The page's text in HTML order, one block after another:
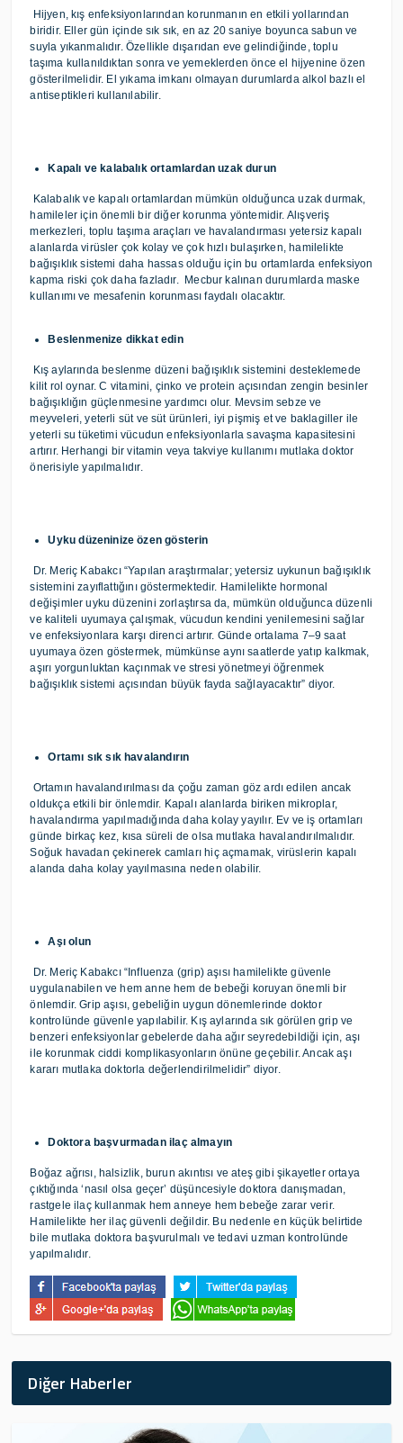
Hijyen, kış enfeksiyonlarından korunmanın en etkili yollarından
biridir. Eller gün içinde sık sık, en az 20 saniye boyunca sabun ve
suyla yıkanmalıdır. Özellikle dışarıdan eve gelindiğinde, toplu
taşıma kullanıldıktan sonra ve yemeklerden önce el hijyenine özen
gösterilmelidir. El yıkama imkanı olmayan durumlarda alkol bazlı el
antiseptikleri kullanılabilir.
Kapalı ve kalabalık ortamlardan uzak durun
Kalabalık ve kapalı ortamlardan mümkün olduğunca uzak durmak,
hamileler için önemli bir diğer korunma yöntemidir. Alışveriş
merkezleri, toplu taşıma araçları ve havalandırması yetersiz kapalı
alanlarda virüsler çok kolay ve çok hızlı bulaşırken, hamilelikte
bağışıklık sistemi daha hassas olduğu için bu ortamlarda enfeksiyon
kapma riski çok daha fazladır. Mecbur kalınan durumlarda maske
kullanımı ve mesafenin korunması faydalı olacaktır.
Beslenmenize dikkat edin
Kış aylarında beslenme düzeni bağışıklık sistemini desteklemede
kilit rol oynar. C vitamini, çinko ve protein açısından zengin besinler
bağışıklığın güçlenmesine yardımcı olur. Mevsim sebze ve
meyveleri, yeterli süt ve süt ürünleri, iyi pişmiş et ve baklagiller ile
yeterli su tüketimi vücudun enfeksiyonlarla savaşma kapasitesini
artırır. Herhangi bir vitamin veya takviye kullanımı mutlaka doktor
önerisiyle yapılmalıdır.
Uyku düzeninize özen gösterin
Dr. Meriç Kabakcı “Yapılan araştırmalar; yetersiz uykunun bağışıklık
sistemini zayıflattığını göstermektedir. Hamilelikte hormonal
değişimler uyku düzenini zorlaştırsa da, mümkün olduğunca düzenli
ve kaliteli uyumaya çalışmak, vücudun kendini yenilemesini sağlar
ve enfeksiyonlara karşı direnci artırır. Günde ortalama 7–9 saat
uyumaya özen göstermek, mümkünse aynı saatlerde yatıp kalkmak,
aşırı yorgunluktan kaçınmak ve stresi yönetmeyi öğrenmek
bağışıklık sistemi açısından büyük fayda sağlayacaktır” diyor.
Ortamı sık sık havalandırın
Ortamın havalandırılması da çoğu zaman göz ardı edilen ancak
oldukça etkili bir önlemdir. Kapalı alanlarda biriken mikroplar,
havalandırma yapılmadığında daha kolay yayılır. Ev ve iş ortamları
günde birkaç kez, kısa süreli de olsa mutlaka havalandırılmalıdır.
Soğuk havadan çekinerek camları hiç açmamak, virüslerin kapalı
alanda daha kolay yayılmasına neden olabilir.
Aşı olun
Dr. Meriç Kabakcı “Influenza (grip) aşısı hamilelikte güvenle
uygulanabilen ve hem anne hem de bebeği koruyan önemli bir
önlemdir. Grip aşısı, gebeliğin uygun dönemlerinde doktor
kontrolünde güvenle yapılabilir. Kış aylarında sık görülen grip ve
benzeri enfeksiyonlar gebelerde daha ağır seyredebildiği için, aşı
ile korunmak ciddi komplikasyonların önüne geçebilir. Ancak aşı
kararı mutlaka doktorla değerlendirilmelidir” diyor.
Doktora başvurmadan ilaç almayın
Boğaz ağrısı, halsizlik, burun akıntısı ve ateş gibi şikayetler ortaya
çıktığında ‘nasıl olsa geçer’ düşüncesiyle doktora danışmadan,
rastgele ilaç kullanmak hem anneye hem bebeğe zarar verir.
Hamilelikte her ilaç güvenli değildir. Bu nedenle en küçük belirtide
bile mutlaka doktora başvurulmalı ve tedavi uzman kontrolünde
yapılmalıdır.
Diğer Haberler